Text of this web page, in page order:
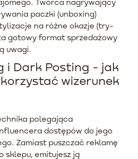
paczki (unboxing)
na różne okazje (try-
gotowy format sprzedażowy
uwagi.
i Dark Posting - jak
wizerunek
polegająca
dostępów do jego
Zamiast puszczać reklamę
sklepu, emitujesz ją